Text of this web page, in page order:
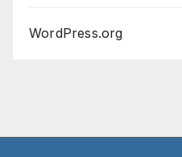
WordPress.org